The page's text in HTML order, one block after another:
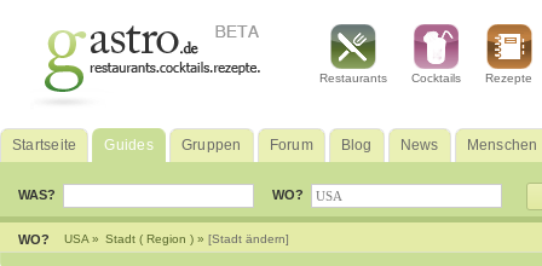
Restaurants Cocktails Rezepte
Startseite Guides Gruppen Forum Blog News Menschen
WAS? WO?
WO? USA » Stadt ( Region ) » [Stadt ändern]